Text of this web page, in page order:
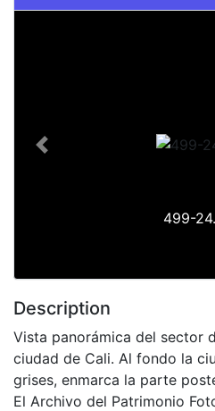
499-
Previous
Description
Vista panorámica del sector
ciudad de Cali. Al fondo la
grises, enmarca la parte
El Archivo del Patrimonio